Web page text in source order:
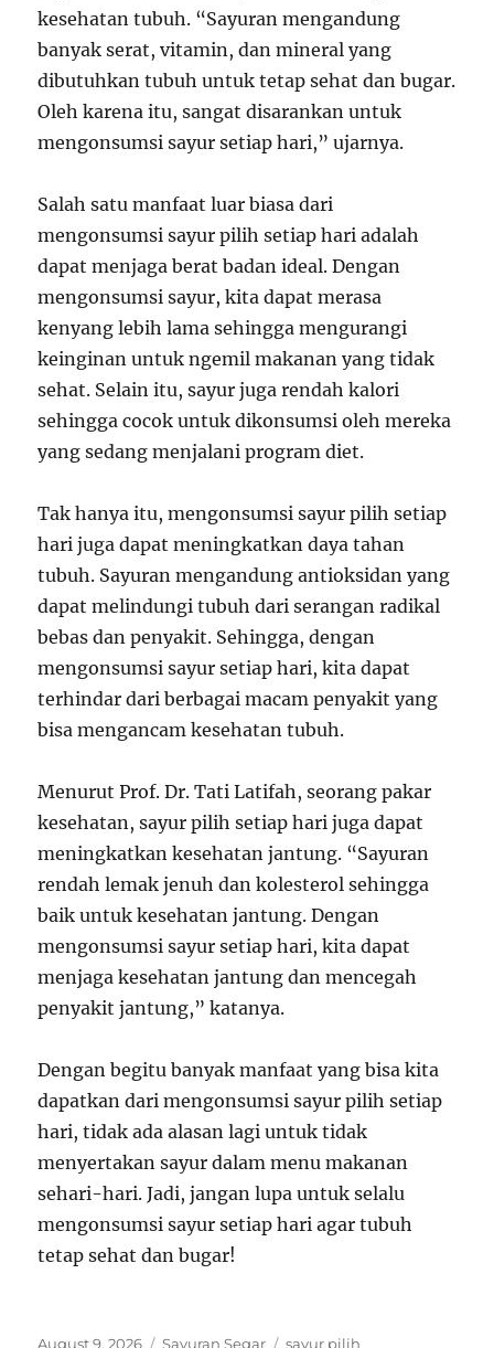
kesehatan tubuh. “Sayuran mengandung
banyak serat, vitamin, dan mineral yang
dibutuhkan tubuh untuk tetap sehat dan bugar.
Oleh karena itu, sangat disarankan untuk
mengonsumsi sayur setiap hari,” ujarnya.
Salah satu manfaat luar biasa dari
mengonsumsi sayur pilih setiap hari adalah
dapat menjaga berat badan ideal. Dengan
mengonsumsi sayur, kita dapat merasa
kenyang lebih lama sehingga mengurangi
keinginan untuk ngemil makanan yang tidak
sehat. Selain itu, sayur juga rendah kalori
sehingga cocok untuk dikonsumsi oleh mereka
yang sedang menjalani program diet.
Tak hanya itu, mengonsumsi sayur pilih setiap
hari juga dapat meningkatkan daya tahan
tubuh. Sayuran mengandung antioksidan yang
dapat melindungi tubuh dari serangan radikal
bebas dan penyakit. Sehingga, dengan
mengonsumsi sayur setiap hari, kita dapat
terhindar dari berbagai macam penyakit yang
bisa mengancam kesehatan tubuh.
Menurut Prof. Dr. Tati Latifah, seorang pakar
kesehatan, sayur pilih setiap hari juga dapat
meningkatkan kesehatan jantung. “Sayuran
rendah lemak jenuh dan kolesterol sehingga
baik untuk kesehatan jantung. Dengan
mengonsumsi sayur setiap hari, kita dapat
menjaga kesehatan jantung dan mencegah
penyakit jantung,” katanya.
Dengan begitu banyak manfaat yang bisa kita
dapatkan dari mengonsumsi sayur pilih setiap
hari, tidak ada alasan lagi untuk tidak
menyertakan sayur dalam menu makanan
sehari-hari. Jadi, jangan lupa untuk selalu
mengonsumsi sayur setiap hari agar tubuh
tetap sehat dan bugar!
Posted
August 9, 2026 Categories
Sayuran Segar Tags
sayur pilih